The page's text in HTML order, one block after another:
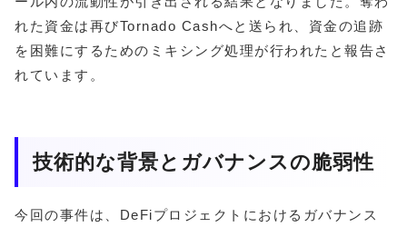
れた資金は再びTornado Cashへと送られ、資金の追跡
を困難にするためのミキシング処理が行われたと報告さ
れています。
技術的な背景とガバナンスの脆弱性
今回の事件は、DeFiプロジェクトにおけるガバナンス